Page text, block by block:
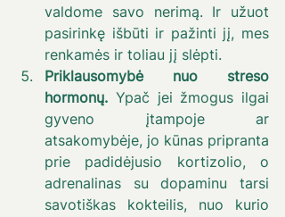
valdome savo nerimą. Ir užuot
pasirinkę išbūti ir pažinti jį, mes
renkamės ir toliau jį slėpti.
Priklausomybė nuo streso
hormonų. Ypač jei žmogus ilgai
gyveno įtampoje ar
atsakomybėje, jo kūnas pripranta
prie padidėjusio kortizolio, o
adrenalinas su dopaminu tarsi
savotiškas kokteilis, nuo kurio